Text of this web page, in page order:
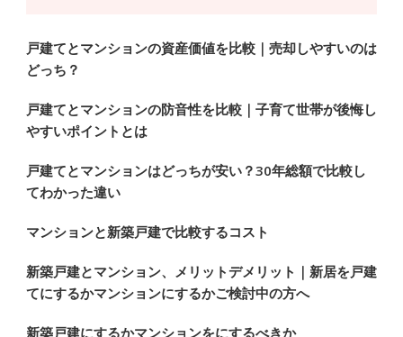
で
す
か
?
戸建てとマンションの資産価値を比較｜売却しやすいのは
どっち？
戸建てとマンションの防音性を比較｜子育て世帯が後悔し
やすいポイントとは
戸建てとマンションはどっちが安い？30年総額で比較し
てわかった違い
マンションと新築戸建で比較するコスト
新築戸建とマンション、メリットデメリット｜新居を戸建
てにするかマンションにするかご検討中の方へ
新築戸建にするかマンションをにするべきか